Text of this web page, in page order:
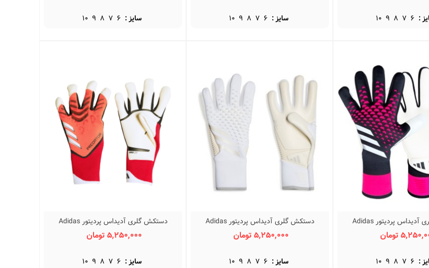
:
6
7
8
9
10 سایز : 6
7
8
9
10 سایز : 6
7
8
9
10
سریع
دستکش گلری آدیداس پردیتور Adidas
Predator Pro
تومان
:
6
7
8
9
10
نمایش سریع
دستکش گلری آدیداس پردیتور Adidas
Predator Pro
5,250,000 تومان
سایز : 6
7
8
9
10
نمایش سریع
دستکش گلری آدیداس پردیتور Adidas
Predator Pro
5,250,000 تومان
سایز : 6
7
8
9
10